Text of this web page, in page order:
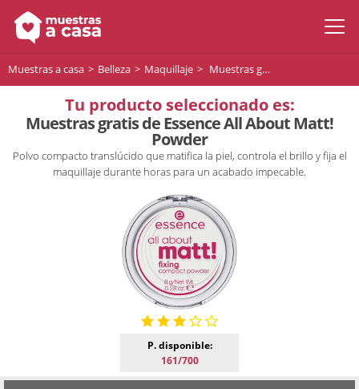
Muestras a casa Belleza Maquillaje Muestras gratis de Essence All About Matt! Powder
Tu producto seleccionado es:
Muestras gratis de Essence All About Matt!
Powder
Polvo compacto translúcido que matifica la piel, controla el brillo y fija el
maquillaje durante horas para un acabado impecable.
P. disponible:
161/700